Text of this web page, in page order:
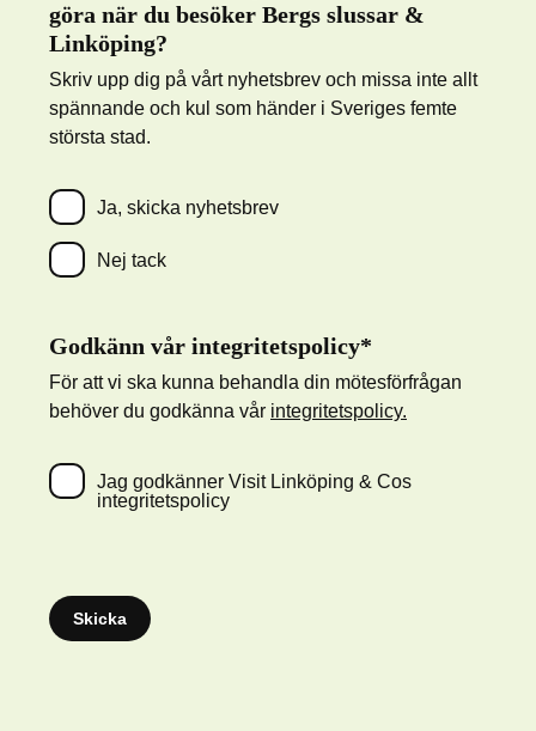
göra när du besöker Bergs slussar &
Linköping?
Skriv upp dig på vårt nyhetsbrev och missa inte allt
spännande och kul som händer i Sveriges femte
största stad.
Ja, skicka nyhetsbrev
Nej tack
Godkänn vår integritetspolicy*
För att vi ska kunna behandla din mötesförfrågan
behöver du godkänna vår integritetspolicy.
Jag godkänner Visit Linköping & Cos
integritetspolicy
Skicka